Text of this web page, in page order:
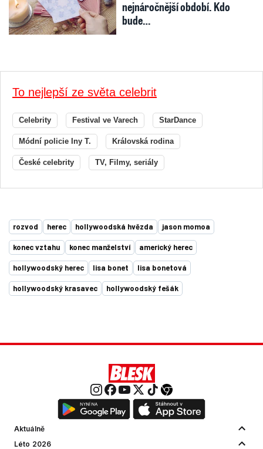
nejnáročnější období. Kdo
bude…
To nejlepší ze světa celebrit
Celebrity Festival ve Varech StarDance
Módní policie Iny T. Královská rodina
České celebrity TV, Filmy, seriály
rozvod herec hollywoodská hvězda jason momoa
konec vztahu konec manželství americký herec
hollywoodský herec lisa bonet lisa bonetová
hollywoodský krasavec hollywoodský fešák
Aktuálně
Léto 2026